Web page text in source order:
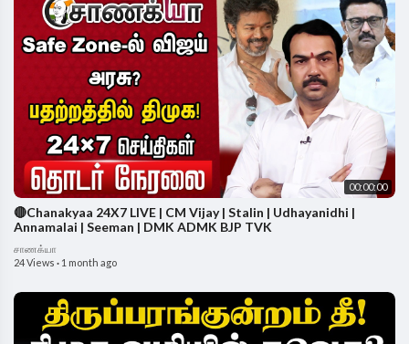
00:00:00
🔴Chanakyaa 24X7 LIVE | CM Vijay | Stalin | Udhayanidhi |
Annamalai | Seeman | DMK ADMK BJP TVK
சாணக்யா
24 Views · 1 month ago